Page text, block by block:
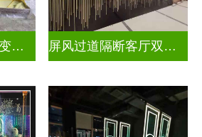
办公室装饰圆点渐变彩绘打印玻璃 屏风过道隔断客厅双面磨砂透光uv打印玻璃